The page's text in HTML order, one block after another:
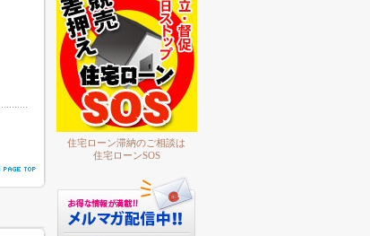
住宅ローン滞納のご相談は
住宅ローンSOS